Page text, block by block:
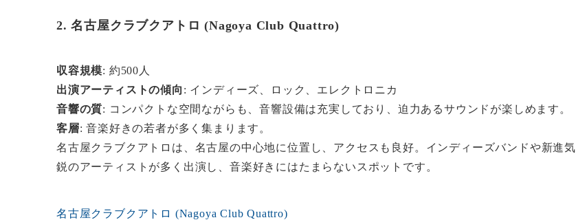
2. 名古屋クラブクアトロ (Nagoya Club Quattro)
収容規模: 約500人
出演アーティストの傾向 : インディーズ、ロック、エレクトロニカ
音響の質: コンパクトな空間ながらも、音響設備は充実しており、迫力あるサウンドが楽しめます。
客層: 音楽好きの若者が多く集まります。
名古屋クラブクアトロは、名古屋の中心地に位置し、アクセスも良好。インディーズバンドや新進気
鋭のアーティストが多く出演し、音楽好きにはたまらないスポットです。
名古屋クラブクアトロ (Nagoya Club Quattro)